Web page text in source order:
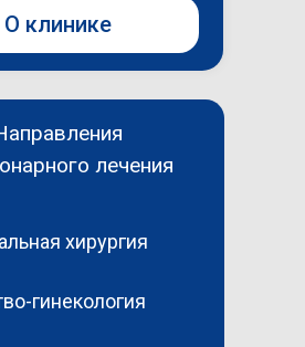
О клинике
лечения
гинекология
хирургия